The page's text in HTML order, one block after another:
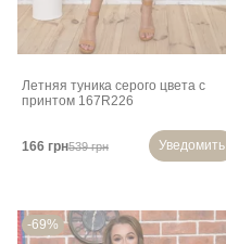
Летняя туника серого цвета с
принтом 167R226
166 грн539 грн Уведомить
-69%